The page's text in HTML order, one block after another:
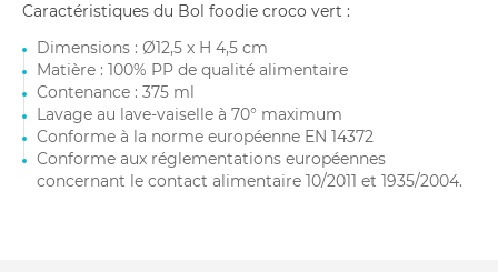
Caractéristiques du Bol foodie croco vert :
Dimensions : Ø12,5 x H 4,5 cm
Matière : 100% PP de qualité alimentaire
Contenance : 375 ml
Lavage au lave-vaiselle à 70° maximum
Conforme à la norme européenne EN 14372
Conforme aux réglementations européennes
concernant le contact alimentaire 10/2011 et 1935/2004.